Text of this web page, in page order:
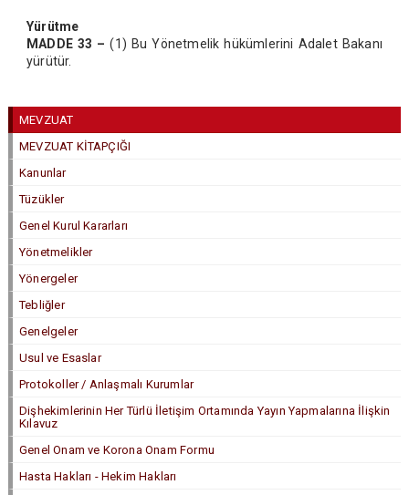
Yürütme
MADDE 33 –(1) Bu Yönetmelik hükümlerini Adalet Bakanı
yürütür.
MEVZUAT
MEVZUAT KİTAPÇIĞI
Kanunlar
Tüzükler
Genel Kurul Kararları
Yönetmelikler
Yönergeler
Tebliğler
Genelgeler
Usul ve Esaslar
Protokoller / Anlaşmalı Kurumlar
Dişhekimlerinin Her Türlü İletişim Ortamında Yayın Yapmalarına İlişkin
Kılavuz
Genel Onam ve Korona Onam Formu
Hasta Hakları - Hekim Hakları